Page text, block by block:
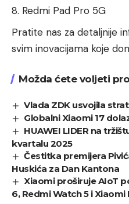
Redmi Pad Pro 5G
Pratite nas za detaljnije
svim inovacijama koje
Možda ćete voljeti
Vlada ZDK usvojila
Globalni Xiaomi 17
HUAWEI LIDER na
kvartalu 2025
Čestitka premijera
Huskića za Dan Kantona
Xiaomi proširuje AIoT
6, Redmi Watch 5 i